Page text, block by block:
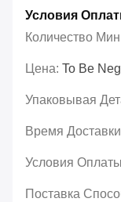
Условия
Количество
Цена: To Be
Упаковывая
Время
Условия
Поставка